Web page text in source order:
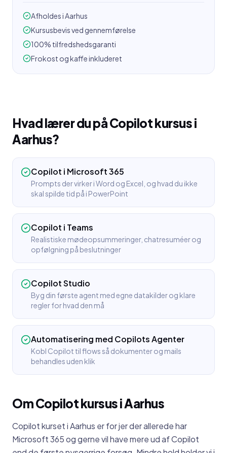
Afholdes i Aarhus
Kursusbevis ved gennemførelse
100% tilfredshedsgaranti
Frokost og kaffe inkluderet
Hvad lærer du påCopilot kursusi
Aarhus?
Copilot i Microsoft 365
Prompts der virker i Word og Excel, og hvad du ikke
skal spilde tid på i PowerPoint
Copilot i Teams
Realistiske mødeopsummeringer, chatresuméer og
opfølgning på beslutninger
Copilot Studio
Byg din første agent med egne datakilder og klare
regler for hvad den må
Automatisering med Copilots Agenter
Kobl Copilot til flows så dokumenter og mails
behandles uden klik
OmCopilot kursusiAarhus
Copilot kurset i Aarhus er for jer der allerede har
Microsoft 365 og gerne vil have mere ud af Copilot